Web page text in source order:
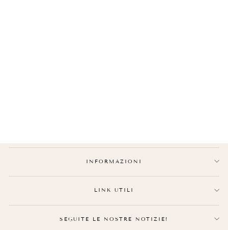
INFORMAZIONI
LINK UTILI
SEGUITE LE NOSTRE NOTIZIE!